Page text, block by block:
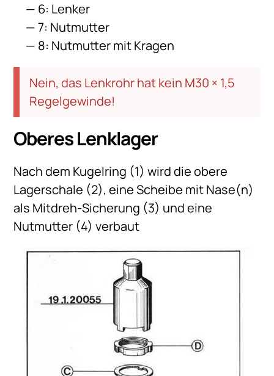
6: Lenker
7: Nutmutter
8: Nutmutter mit Kragen
Nein, das Lenkrohr hat kein M30 × 1,5
Regelgewinde!
Oberes Lenklager
Nach dem Kugelring (1) wird die obere
Lagerschale (2), eine Scheibe mit Nase(n)
als Mitdreh-Sicherung (3) und eine
Nutmutter (4) verbaut